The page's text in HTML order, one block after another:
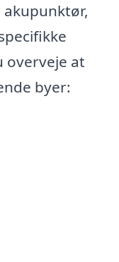
overveje at
byer: